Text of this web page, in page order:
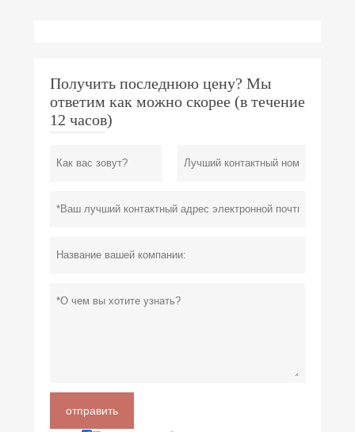
Получить последнюю цену? Мы
ответим как можно скорее (в течение
12 часов)
отправить